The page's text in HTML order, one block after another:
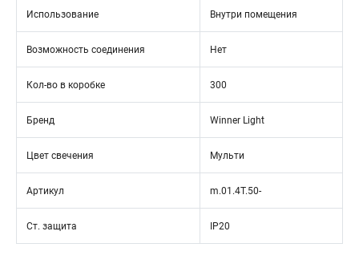
Использование Внутри помещения
Возможность соединения Нет
Кол-во в коробке 300
Бренд Winner Light
Цвет свечения Мульти
Артикул m.01.4T.50-
Ст. защита IP20